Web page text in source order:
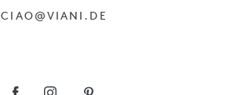
CIAO@VIANI.DE